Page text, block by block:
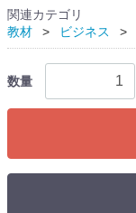
関連カテゴリ
教材
ビジネス
数量